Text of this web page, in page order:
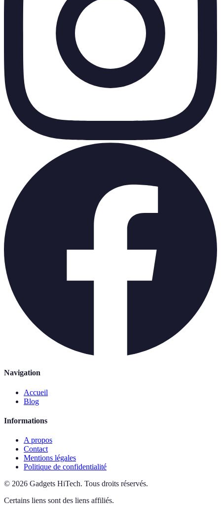
Navigation
Accueil
Blog
Informations
A propos
Contact
Mentions légales
Politique de confidentialité
© 2026 Gadgets HiTech. Tous droits réservés.
Certains liens sont des liens affiliés.